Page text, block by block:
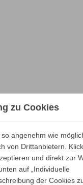
zu Cookies
angenehm wie
von Drittanbietern.
und direkt zur
auf „Individuelle
der Cookies